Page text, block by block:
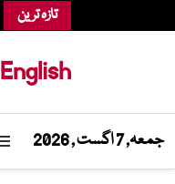
تازہ ترین
English
جمعہ, 7 اگست , 2026